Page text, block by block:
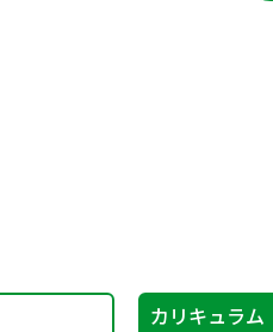
カリキュラム